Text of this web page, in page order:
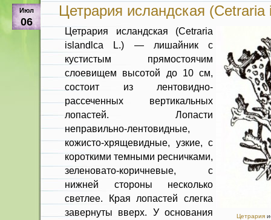
Июл
06
Цетрария исландская (Сetraria
Цетрария
Цетрария исландская (Сetraria
islandlca L.) — лишайник с
кустистым прямостоячим
слоевищем высотой до 10 см,
состоит из лентовидно-
рассеченных вертикаль­ных
лопастей. Лопасти
неправильно-лентовидные,
кожисто-хрящевидные, узкие, с
короткими темными реснич­ками,
зеленовато-коричневые, с
нижней стороны несколько
светлее. Края лопа­стей слегка
завернуты вверх. У основа­ния